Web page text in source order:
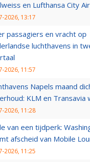
en Lufthansa City
2026, 13:17
passagiers en vracht op
luchthavens in
2026, 11:57
Napels maand
KLM en Transavia
2026, 11:28
van een tijdperk:
afscheid van Mobile
2026, 11:25